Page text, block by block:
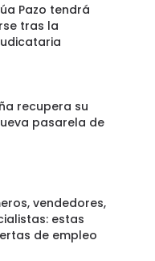
Pazo tendrá
tras la
recupera su
pasarela de
vendedores,
estas
de empleo